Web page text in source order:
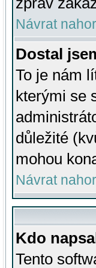
Návrat
Dostal
To je nám
kterými se
důležité
mohou
Návrat
Kdo
Tento